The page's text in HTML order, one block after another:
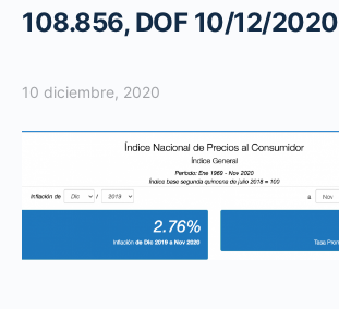
108.856, DOF 10/12/2020
10 diciembre, 2020